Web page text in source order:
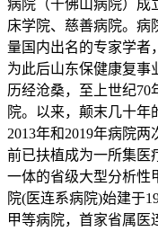
病院（千佛山病院）成
床学院、慈善病院。病
量国内出名的专家学者
为此后山东保健康复事
历经沧桑，至上世纪
院。以来，颠末几十年
2013年和2019年病院
前已扶植成为一所集医
一体的省级大型分析性
院(医连系病院)始建于
甲等病院，首家省属医